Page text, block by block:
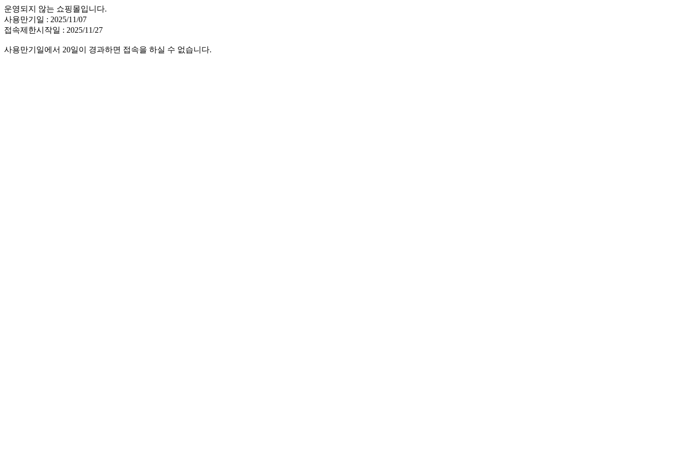
운영되지 않는 쇼핑몰입니다.
사용만기일 : 2025/11/07
접속제한시작일 : 2025/11/27
사용만기일에서 20일이 경과하면 접속을 하실 수 없습니다.